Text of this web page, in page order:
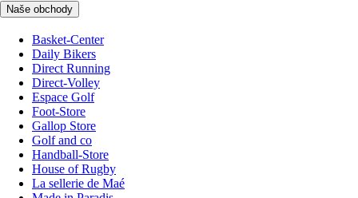
Naše obchody
Basket-Center
Daily Bikers
Direct Running
Direct-Volley
Espace Golf
Foot-Store
Gallop Store
Golf and co
Handball-Store
House of Rugby
La sellerie de Maé